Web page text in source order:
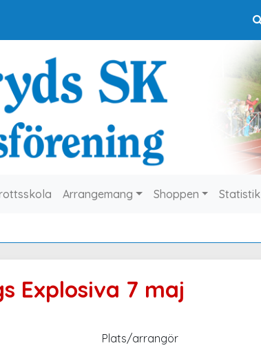
Arrangemang Shoppen Statistik
Explosiva 7 maj
Plats/arrangör